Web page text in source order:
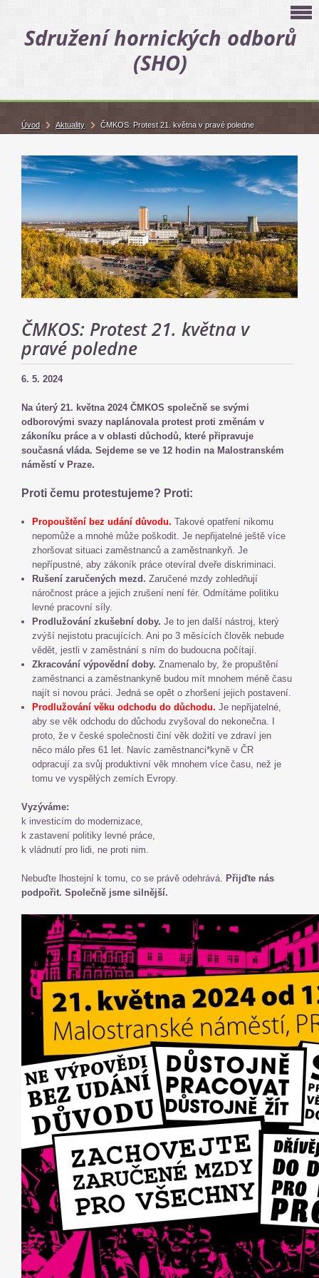
Sdružení hornických odborů
(SHO)
ČMKOS: Protest 21. května v
pravé poledne
6. 5. 2024
Na úterý 21. května 2024 ČMKOS společně se svými
odborovými svazy naplánovala protest proti změnám v
zákoníku práce a v oblasti důchodů, které připravuje
současná vláda. Sejdeme se ve 12 hodin na Malostranském
náměstí v Praze.
Proti čemu protestujeme? Proti:
Propouštění bez udání důvodu. Takové opatření nikomu
nepomůže a mnohé může poškodit. Je nepřijatelné ještě více
zhoršovat situaci zaměstnanců a zaměstnankyň. Je
nepřípustné, aby zákoník práce otevíral dveře diskriminaci.
Rušení zaručených mezd. Zaručené mzdy zohledňují
náročnost práce a jejich zrušení není fér. Odmítáme politiku
levné pracovní síly.
Prodlužování zkušební doby. Je to jen další nástroj, který
zvýší nejistotu pracujících. Ani po 3 měsících člověk nebude
vědět, jestli v zaměstnání s ním do budoucna počítají.
Zkracování výpovědní doby. Znamenalo by, že propuštění
zaměstnanci a zaměstnankyně budou mít mnohem méně času
najít si novou práci. Jedná se opět o zhoršení jejich postavení.
Prodlužování věku odchodu do důchodu. Je nepřijatelné,
aby se věk odchodu do důchodu zvyšoval do nekonečna. I
proto, že v české společnosti činí věk dožití ve zdraví jen
něco málo přes 61 let. Navíc zaměstnanci*kyně v ČR
odpracují za svůj produktivní věk mnohem více času, než je
tomu ve vyspělých zemích Evropy.
Vyzýváme:
k investicím do modernizace,
k zastavení politiky levné práce,
k vládnutí pro lidi, ne proti nim.
Nebuďte lhostejní k tomu, co se právě odehrává. Přijďte nás
podpořit. Společně jsme silnější.
Úvod Aktuality ČMKOS: Protest 21. května v pravé poledne